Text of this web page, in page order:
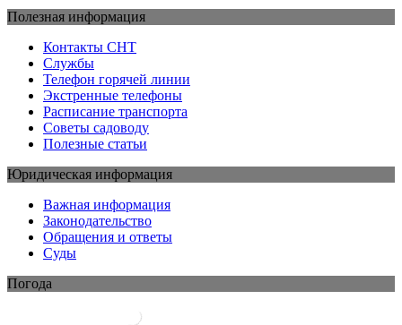
Полезная информация
Контакты СНТ
Службы
Телефон горячей линии
Экстренные телефоны
Расписание транспорта
Советы садоводу
Полезные статьи
Юридическая информация
Важная информация
Законодательство
Обращения и ответы
Суды
Погода